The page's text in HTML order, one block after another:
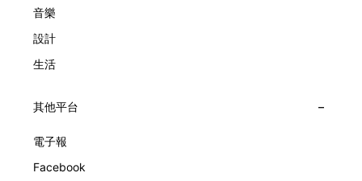
音樂
設計
生活
其他平台
電子報
Facebook